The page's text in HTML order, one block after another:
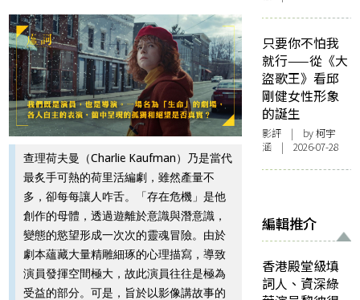
查理荷夫曼（Charlie Kaufman）乃是當代
最炙手可熱的荷里活編劇，雖然產量不
多，卻每每讓人咋舌。「存在危機」是他
創作的母體，透過遊離於意識與潛意識，
變態的慾望形成一次次的靈魂冒險。由於
劇本蘊藏大量精雕細琢的心理描寫，導致
演員發揮空間極大，故此演員往往是極為
受益的部分。可是，旨於以影像講故事的
只要你不怕我
就行——從《大
盜歌王》看邱
剛健女性形象
的誕生
影評 | by 柯宇
涵 | 2026-07-28
編輯推介
香港殿堂級填
詞人、資深綠